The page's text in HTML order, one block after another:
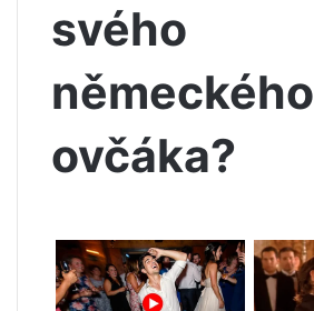
svého
německého
ovčáka?